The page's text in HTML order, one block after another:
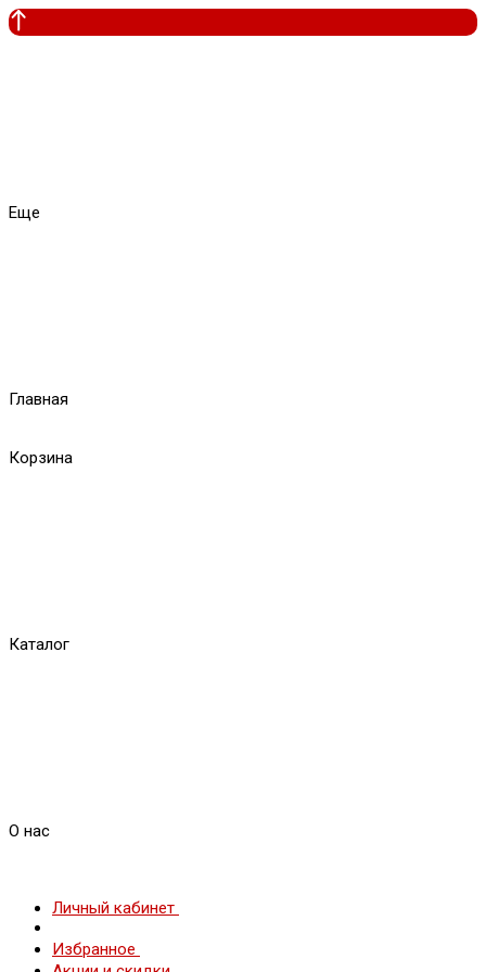
Еще
Главная
Корзина
Каталог
О нас
Личный кабинет
Избранное